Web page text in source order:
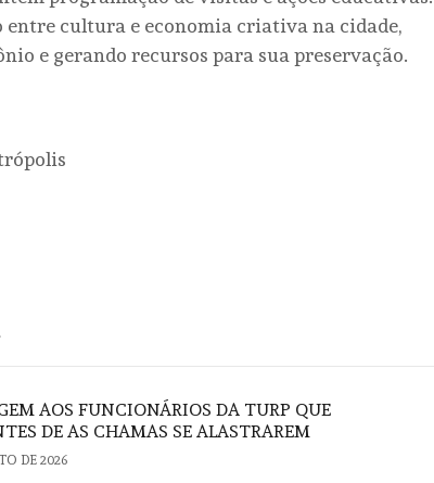
cultura e economia criativa na cidade,
e gerando recursos para sua preservação.
AOS FUNCIONÁRIOS DA TURP QUE
DE AS CHAMAS SE ALASTRAREM
DE 2026